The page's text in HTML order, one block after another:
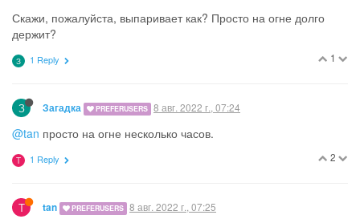
Скажи, пожалуйста, выпаривает как? Просто на огне долго
держит?
1
З 1 Reply
З Загадка PREFERUSERS 8 авг. 2022 г., 07:24
@tan просто на огне несколько часов.
2
T 1 Reply
T tan PREFERUSERS 8 авг. 2022 г., 07:25